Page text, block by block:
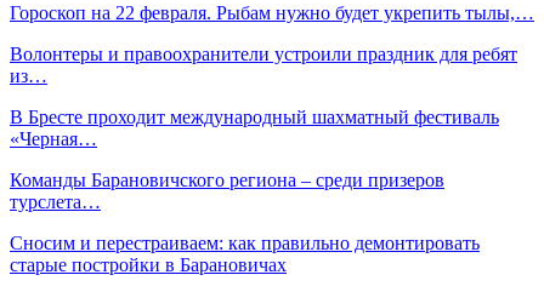
Гороскоп на 22 февраля. Рыбам нужно будет укрепить тылы,…
Волонтеры и правоохранители устроили праздник для ребят
из…
В Бресте проходит международный шахматный фестиваль
«Черная…
Команды Барановичского региона – среди призеров
турслета…
Сносим и перестраиваем: как правильно демонтировать
старые постройки в Барановичах